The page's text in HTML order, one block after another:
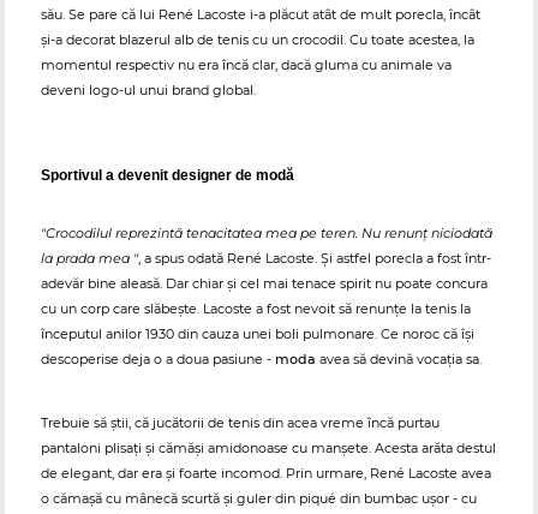
său. Se pare că lui René Lacoste i-a plăcut atât de mult porecla, încât
și-a decorat blazerul alb de tenis cu un crocodil. Cu toate acestea, la
momentul respectiv nu era încă clar, dacă gluma cu animale va
deveni logo-ul unui brand global.
Sportivul a devenit designer de modă
"Crocodilul reprezintă tenacitatea mea pe teren. Nu renunț niciodată
la prada mea ", a spus odată René Lacoste. Și astfel porecla a fost într-
adevăr bine aleasă. Dar chiar și cel mai tenace spirit nu poate concura
cu un corp care slăbește. Lacoste a fost nevoit să renunțe la tenis la
începutul anilor 1930 din cauza unei boli pulmonare. Ce noroc că își
descoperise deja o a doua pasiune - moda avea să devină vocația sa.
Trebuie să știi, că jucătorii de tenis din acea vreme încă purtau
pantaloni plisați și cămăși amidonoase cu manșete. Acesta arăta destul
de elegant, dar era și foarte incomod. Prin urmare, René Lacoste avea
o cămașă cu mânecă scurtă și guler din piqué din bumbac ușor - cu